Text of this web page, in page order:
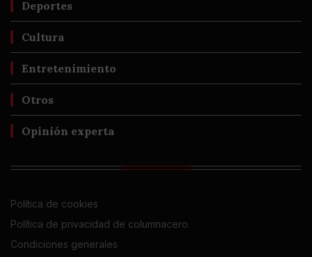
Deportes
Cultura
Entretenimiento
Otros
Opinión experta
Política de cookies
Política de privacidad de columnacero
Condiciones generales